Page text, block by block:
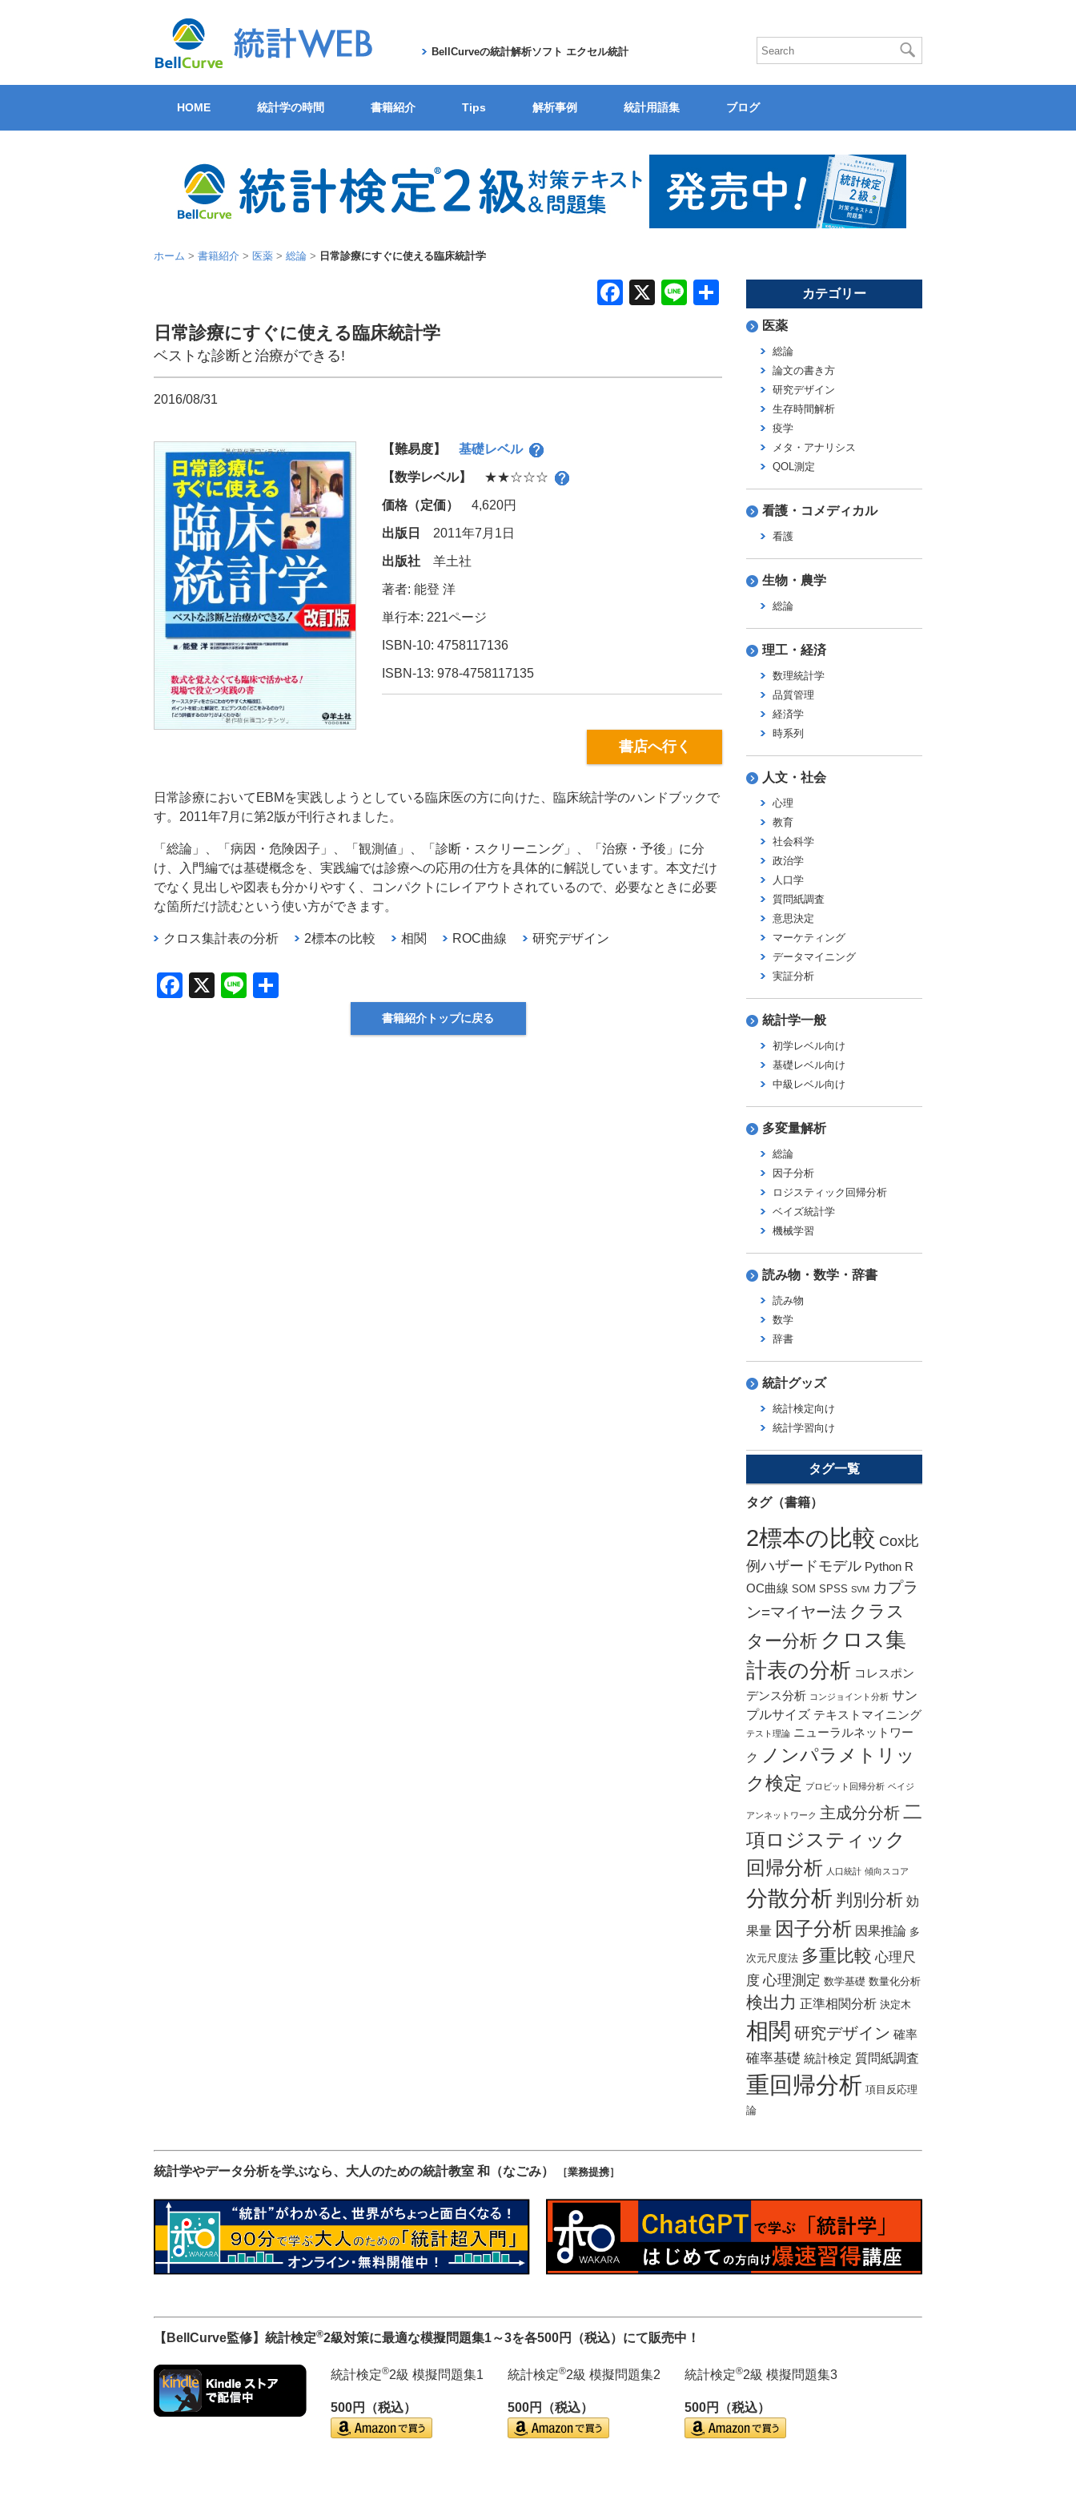
BellCurveの統計解析ソフト エクセル統計
HOME 統計学の時間 書籍紹介 Tips 解析事例 統計用語集 ブログ
ホーム > 書籍紹介 > 医薬 > 総論 > 日常診療にすぐに使える臨床統計学
F
e
X
Li
日常診療にすぐに使える臨床統計学
ベストな診断と治療ができる!
2016/08/31
【難易度】 基礎レベル
【数学レベル】 ★★☆☆☆
価格（定価） 4,620円
出版日 2011年7月1日
出版社 羊土社
著者: 能登 洋
単行本: 221ページ
ISBN-10: 4758117136
ISBN-13: 978-4758117135
書店へ行く
日常診療においてEBMを実践しようとしている臨床医の方に向けた、臨床統計学のハンドブックで
す。2011年7月に第2版が刊行されました。
「総論」、「病因・危険因子」、「観測値」、「診断・スクリーニング」、「治療・予後」に分
け、入門編では基礎概念を、実践編では診療への応用の仕方を具体的に解説しています。本文だけ
でなく見出しや図表も分かりやすく、コンパクトにレイアウトされているので、必要なときに必要
な箇所だけ読むという使い方ができます。
クロス集計表の分析 2標本の比較 相関 ROC曲線 研究デザイン
F
X
Li
書籍紹介トップに戻る
カテゴリー
医薬
総論
論文の書き方
研究デザイン
生存時間解析
疫学
メタ・アナリシス
QOL測定
看護・コメディカル
看護
生物・農学
総論
理工・経済
数理統計学
品質管理
経済学
時系列
人文・社会
心理
教育
社会科学
政治学
人口学
質問紙調査
意思決定
マーケティング
データマイニング
実証分析
統計学一般
初学レベル向け
基礎レベル向け
中級レベル向け
多変量解析
総論
因子分析
ロジスティック回帰分析
ベイズ統計学
機械学習
読み物・数学・辞書
読み物
数学
辞書
統計グッズ
統計検定向け
統計学習向け
タグ一覧
タグ（書籍）
2標本の比較 Cox比
例ハザードモデル Python R
OC曲線 SOM SPSS SVM カプラ
ン=マイヤー法 クラス
ター分析 クロス集
計表の分析 コレスポン
デンス分析 コンジョイント分析 サン
プルサイズ テキストマイニング
テスト理論 ニューラルネットワー
ク
ノンパラメトリッ
ク検定 プロビット回帰分析 ベイジ
アンネットワーク 主成分分析二
項ロジスティック
回帰分析 人口統計 傾向スコア
分散分析 判別分析 効
果量 因子分析 因果推論 多
次元尺度法 多重比較 心理尺
度 心理測定 数学基礎 数量化分析
検出力 正準相関分析 決定木
相関 研究デザイン 確率
確率基礎 統計検定 質問紙調査
重回帰分析 項目反応理
論
統計学やデータ分析を学ぶなら、大人のための統計教室 和（なごみ） ［業務提携］
【BellCurve監修】統計検定®2級対策に最適な模擬問題集1～3を各500円（税込）にて販売中！
統計検定®2級 模擬問題集1
500円（税込）
統計検定®2級 模擬問題集2
500円（税込）
統計検定®2級 模擬問題集3
500円（税込）